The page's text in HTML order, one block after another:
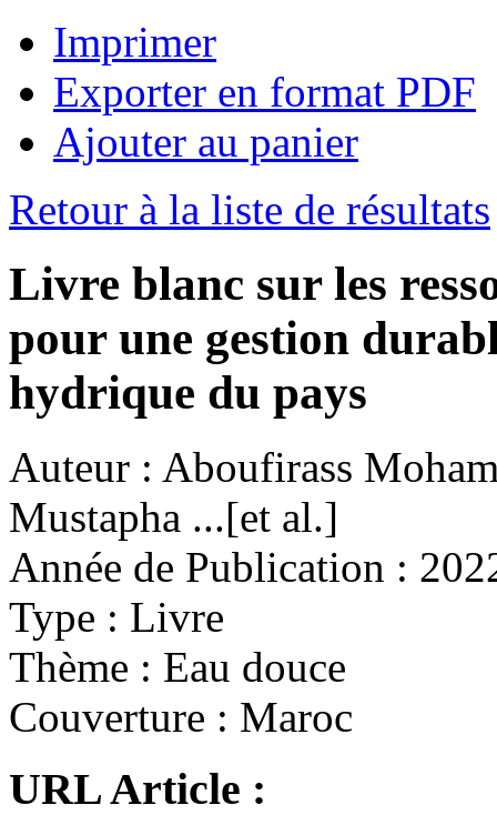
Imprimer
Exporter en format PDF
Ajouter au panier
Retour à la liste de résultats
Livre blanc sur les
pour une gestion
hydrique du pays
Auteur : Aboufirass
Mustapha ...[et al.]
Année de Publication :
Type : Livre
Thème : Eau douce
Couverture : Maroc
URL Article :